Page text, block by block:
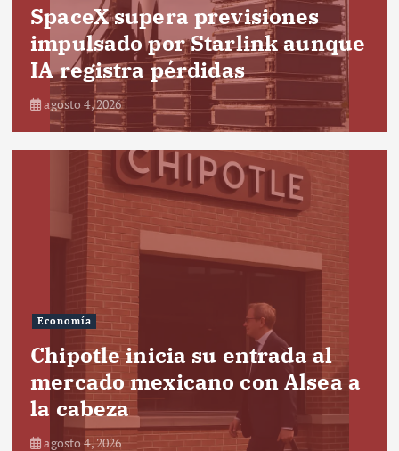
SpaceX supera previsiones
impulsado por Starlink aunque
IA registra pérdidas
agosto 4, 2026
Economía
Chipotle inicia su entrada al
mercado mexicano con Alsea a
la cabeza
agosto 4, 2026